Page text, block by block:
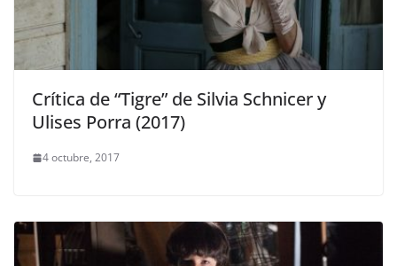
Crítica de “Tigre” de Silvia Schnicer y
Ulises Porra (2017)
4 octubre, 2017